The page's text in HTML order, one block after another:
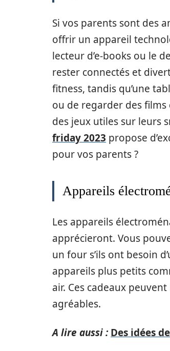
Si vos parents sont des
offrir un appareil
lecteur d’e-books ou le
rester connectés et
fitness, tandis qu’une
ou de regarder des
des jeux utiles sur leurs
friday 2023 propose
pour vos parents ?
Appareils
Les appareils
apprécieront. Vous
un four s’ils ont besoin
appareils plus petits
air. Ces cadeaux
agréables.
A lire aussi : Des idées